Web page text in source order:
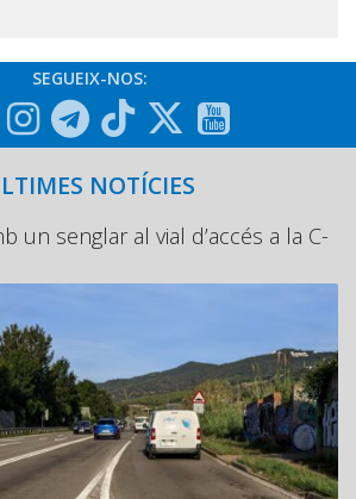
SEGUEIX-NOS:
NOTÍCIES
un senglar al vial d’accés a la C-